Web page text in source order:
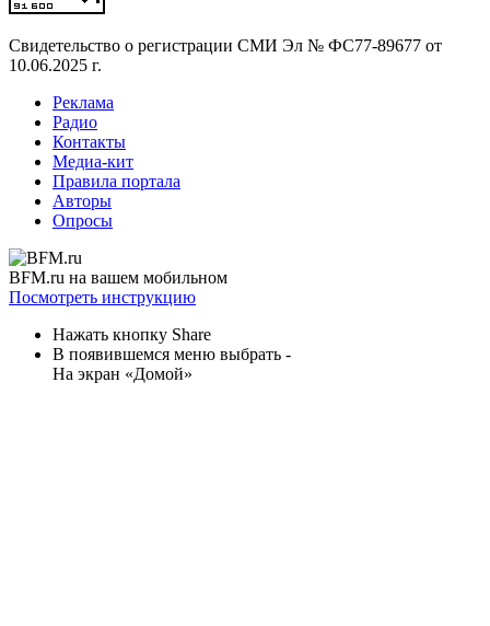
Свидетельство о регистрации СМИ Эл № ФС77-89677 от
10.06.2025 г.
Реклама
Радио
Контакты
Медиа-кит
Правила портала
Авторы
Опросы
BFM.ru на вашем мобильном
Посмотреть инструкцию
Нажать кнопку Share
В появившемся меню выбрать -
На экран «Домой»